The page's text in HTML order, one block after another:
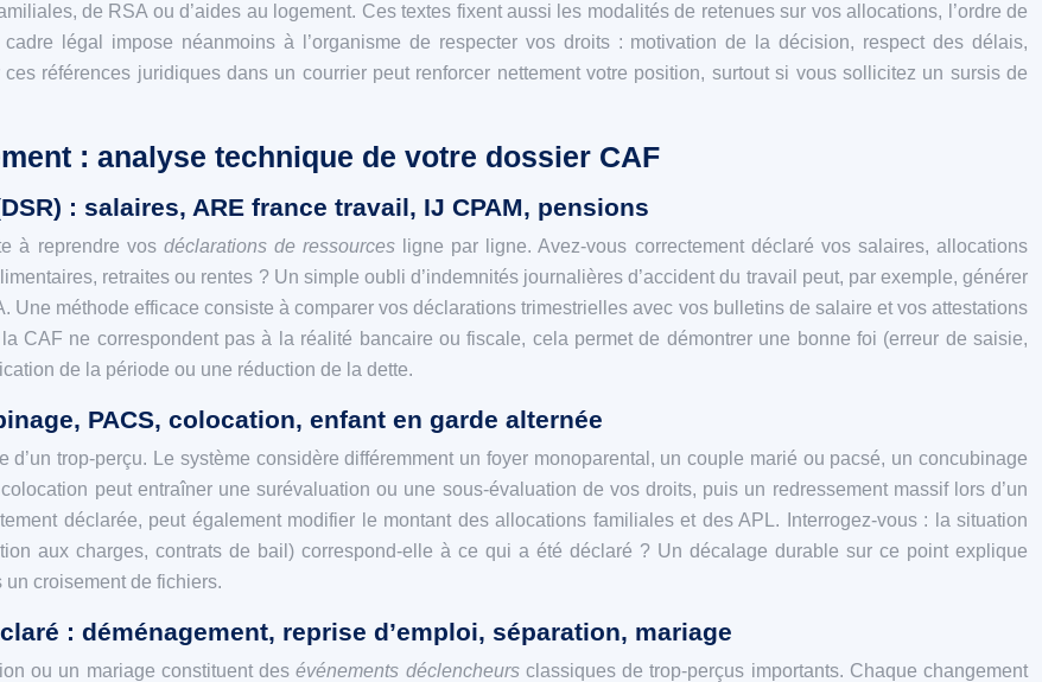
de RSA ou d’aides au logement. Ces textes fixent aussi les modalités de retenues sur vos allocations, l’ordre de
légal impose néanmoins à l’organisme de respecter vos droits : motivation de la décision, respect des délais,
références juridiques dans un courrier peut renforcer nettement votre position, surtout si vous sollicitez un sursis de
: analyse technique de votre dossier CAF
: salaires, ARE france travail, IJ CPAM, pensions
à reprendre vos déclarations de ressources ligne par ligne. Avez‑vous correctement déclaré vos salaires, allocations
retraites ou rentes ? Un simple oubli d’indemnités journalières d’accident du travail peut, par exemple, générer
Une méthode efficace consiste à comparer vos déclarations trimestrielles avec vos bulletins de salaire et vos attestations
CAF ne correspondent pas à la réalité bancaire ou fiscale, cela permet de démontrer une bonne foi (erreur de saisie,
de la période ou une réduction de la dette.
PACS, colocation, enfant en garde alternée
d’un trop-perçu. Le système considère différemment un foyer monoparental, un couple marié ou pacsé, un concubinage
peut entraîner une surévaluation ou une sous‑évaluation de vos droits, puis un redressement massif lors d’un
déclarée, peut également modifier le montant des allocations familiales et des APL. Interrogez‑vous : la situation
aux charges, contrats de bail) correspond‑elle à ce qui a été déclaré ? Un décalage durable sur ce point explique
croisement de fichiers.
: déménagement, reprise d’emploi, séparation, mariage
ou un mariage constituent desévénements déclencheursclassiques de trop-perçus importants. Chaque changement